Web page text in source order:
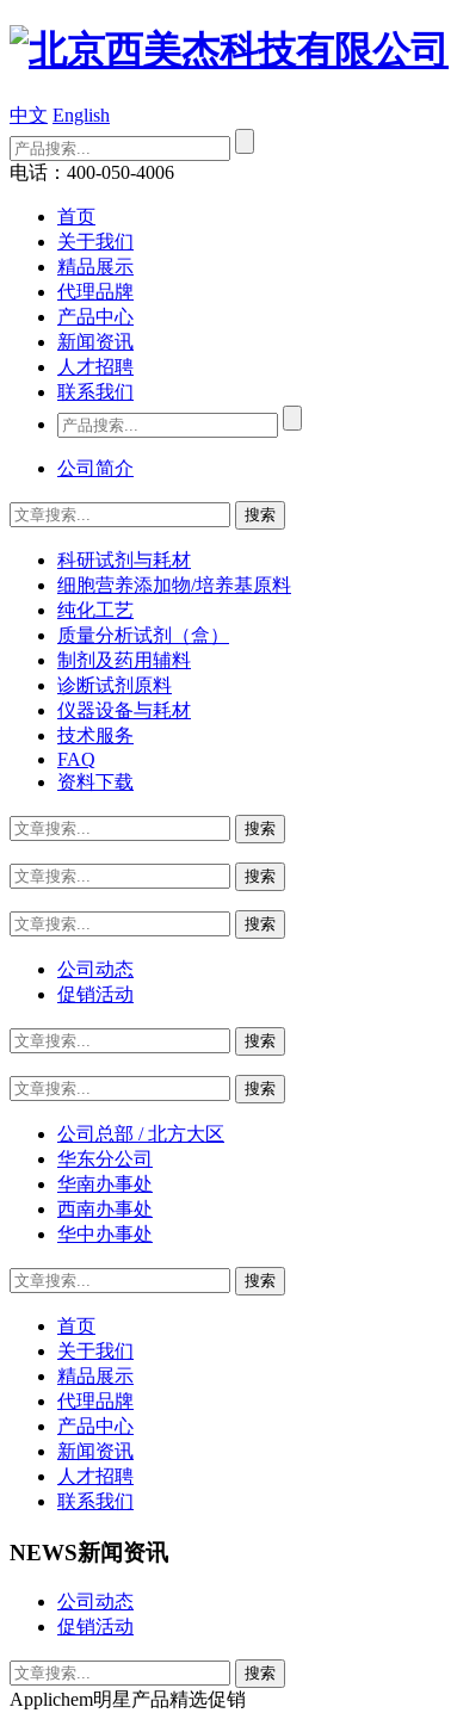
中文 English
电话：400-050-4006
首页
关于我们
精品展示
代理品牌
产品中心
新闻资讯
人才招聘
联系我们
公司简介
科研试剂与耗材
细胞营养添加物/培养基原料
纯化工艺
质量分析试剂（盒）
制剂及药用辅料
诊断试剂原料
仪器设备与耗材
技术服务
FAQ
资料下载
公司动态
促销活动
公司总部 / 北方大区
华东分公司
华南办事处
西南办事处
华中办事处
首页
关于我们
精品展示
代理品牌
产品中心
新闻资讯
人才招聘
联系我们
NEWS新闻资讯
公司动态
促销活动
Applichem明星产品精选促销